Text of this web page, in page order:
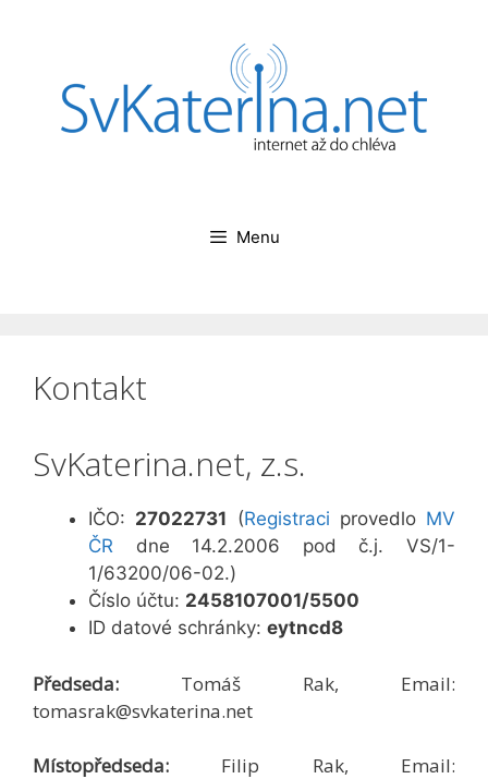
Menu
Kontakt
SvKaterina.net, z.s.
IČO: 27022731 (Registraci provedlo MV
ČR dne 14.2.2006 pod č.j. VS/1-
1/63200/06-02.)
Číslo účtu: 2458107001/5500
ID datové schránky: eytncd8
Předseda: Tomáš Rak, Email:
tomasrak@svkaterina.net
Místopředseda: Filip Rak, Email: